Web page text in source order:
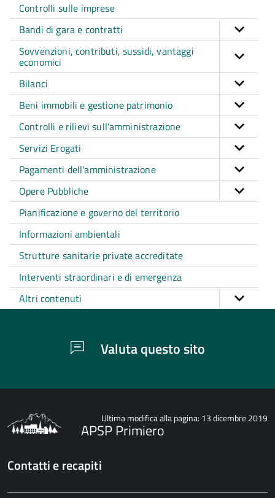
Controlli sulle imprese
Bandi di gara e contratti
Sovvenzioni, contributi, sussidi, vantaggi
economici
Bilanci
Beni immobili e gestione patrimonio
Controlli e rilievi sull'amministrazione
Servizi Erogati
Pagamenti dell'amministrazione
Opere Pubbliche
Pianificazione e governo del territorio
Informazioni ambientali
Strutture sanitarie private accreditate
Interventi straordinari e di emergenza
Altri contenuti
Valuta questo sito
Ultima modifica alla pagina: 13 dicembre 2019
APSP Primiero
Contatti e recapiti